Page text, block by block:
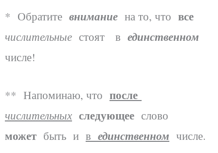
* Обратите внимание на то, что все
числительные стоят в единственном
числе!
** Напоминаю, что после
числительных следующее слово
может быть и в единственном числе.